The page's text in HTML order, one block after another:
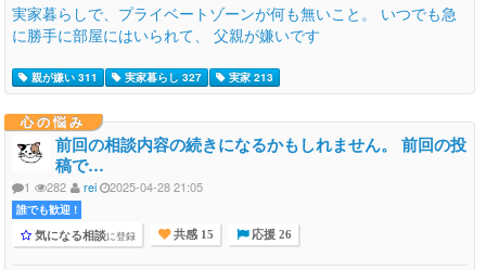
実家暮らしで、プライベートゾーンが何も無いこと。 いつでも急
に勝手に部屋にはいられて、 父親が嫌いです
親が嫌い 311 実家暮らし 327 実家 213
心の悩み
前回の相談内容の続きになるかもしれません。 前回の投
稿で…
1 282 rei 2025-04-28 21:05
誰でも歓迎 !
気になる相談に登録 共感 15 応援 26